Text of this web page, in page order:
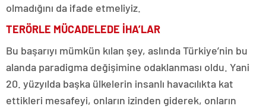
olmadığını da ifade etmeliyiz.
TERÖRLE MÜCADELEDE İHA’LAR
Bu başarıyı mümkün kılan şey, aslında Türkiye’nin bu
alanda paradigma değişimine odaklanması oldu. Yani
20. yüzyılda başka ülkelerin insanlı havacılıkta kat
ettikleri mesafeyi, onların izinden giderek, onların